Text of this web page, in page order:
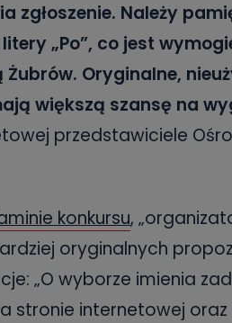
zgłoszenie. Należy
„Po”, co jest
Oryginalne,
większą szansę na
przedstawiciele
konkursu,
oryginalnych
„O wyborze imienia
stronie internetowej oraz